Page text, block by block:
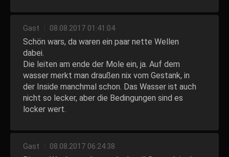
Gast 08.08.2017 01:41:04
Schön wars, da waren ein paar nette Wellen
dabei.
Die leiten am ende der Mole ein, ja. Auf dem
wasser merkt man draußen nix vom Gestank, in
der Inside manchmal schon. Das Wasser ist auch
nicht so lecker, aber die Bedingungen sind es
locker wert.
Gast 08.08.2017 06:24:38